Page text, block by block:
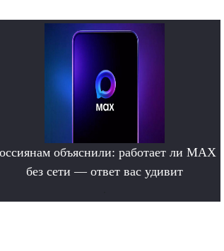
объяснили: работает ли MAX
без сети — ответ вас удивит